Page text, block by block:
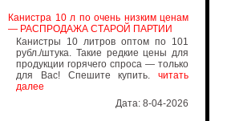
Канистра 10 л по очень низким ценам
— РАСПРОДАЖА СТАРОЙ ПАРТИИ
Канистры 10 литров оптом по 101
рубл./штука. Такие редкие цены для
продукции горячего спроса — только
для Вас! Спешите купить. читать
далее
Дата: 8-04-2026